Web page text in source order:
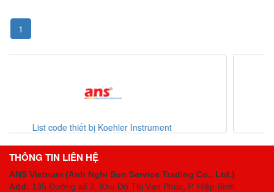
1
Danh mục thiết bị Erhardt-leimer Việt
THÔNG TIN LIÊN HỆ
ANS Vietnam (Anh Nghi Son Service Trading Co., Ltd.)
Add: 135 Đường số 2, Khu Đô Thị Vạn Phúc, P. Hiệp Bình